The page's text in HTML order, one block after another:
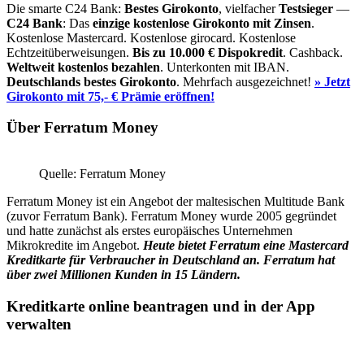
Die smarte C24 Bank: Bestes Girokonto, vielfacherTestsieger —
C24 Bank: Das einzige kostenlose Girokonto mit Zinsen.
Kostenlose Mastercard. Kostenlose girocard. Kostenlose
Echtzeitüberweisungen. Bis zu 10.000 € Dispokredit. Cashback.
Weltweit kostenlos bezahlen. Unterkonten mit IBAN.
Deutschlands bestes Girokonto. Mehrfach ausgezeichnet! » Jetzt
Girokonto mit 75,- € Prämie eröffnen!
Über Ferratum Money
Quelle: Ferratum Money
Ferratum Money ist ein Angebot der maltesischen Multitude Bank
(zuvor Ferratum Bank). Ferratum Money wurde 2005 gegründet
und hatte zunächst als erstes europäisches Unternehmen
Mikrokredite im Angebot. Heute bietet Ferratum eine Mastercard
Kreditkarte für Verbraucher in Deutschland an. Ferratum hat
über zwei Millionen Kunden in 15 Ländern.
Kreditkarte online beantragen und in der App
verwalten